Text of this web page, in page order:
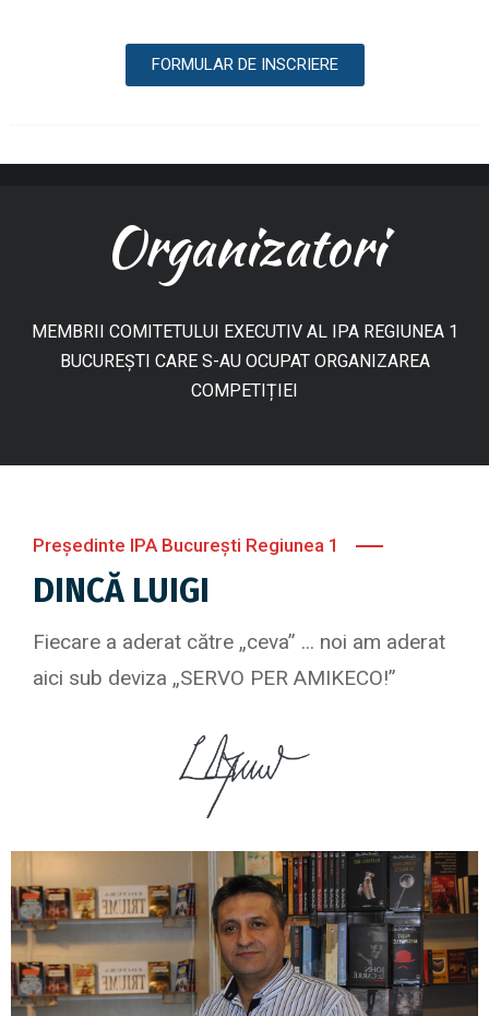
FORMULAR DE INSCRIERE
Organizatori
MEMBRII COMITETULUI EXECUTIV AL IPA REGIUNEA 1
BUCUREȘTI CARE S-AU OCUPAT ORGANIZAREA
COMPETIȚIEI
Președinte IPA București Regiunea 1
DINCĂ LUIGI
Fiecare a aderat către „ceva” ... noi am aderat
aici sub deviza „SERVO PER AMIKECO!”